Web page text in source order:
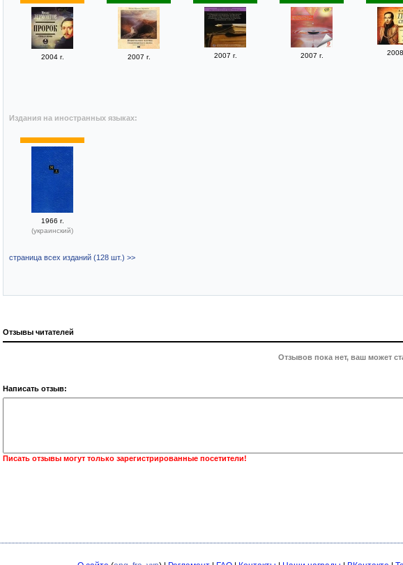
2004 г. 2007 г. 2007 г. 2007 г. 2008
Издания на иностранных языках:
1966 г.
(украинский)
страница всех изданий (128 шт.) >>
Отзывы читателей
Отзывов пока нет, ваш может
Написать отзыв:
Писать отзывы могут только зарегистрированные посетители!